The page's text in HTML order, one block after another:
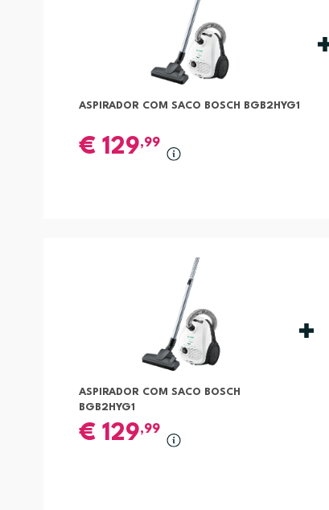
ASPIRADOR COM SACO BOSCH BGB2HYG1
€ 129,99
ASPIRADOR COM SACO BOSCH
BGB2HYG1
€ 129,99